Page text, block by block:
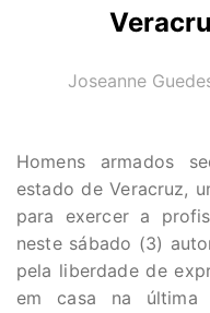
AUTOR(A):
Joseanne
Homens armados
estado de Veracruz,
para exercer a
neste sábado (3)
pela liberdade de
em casa na última